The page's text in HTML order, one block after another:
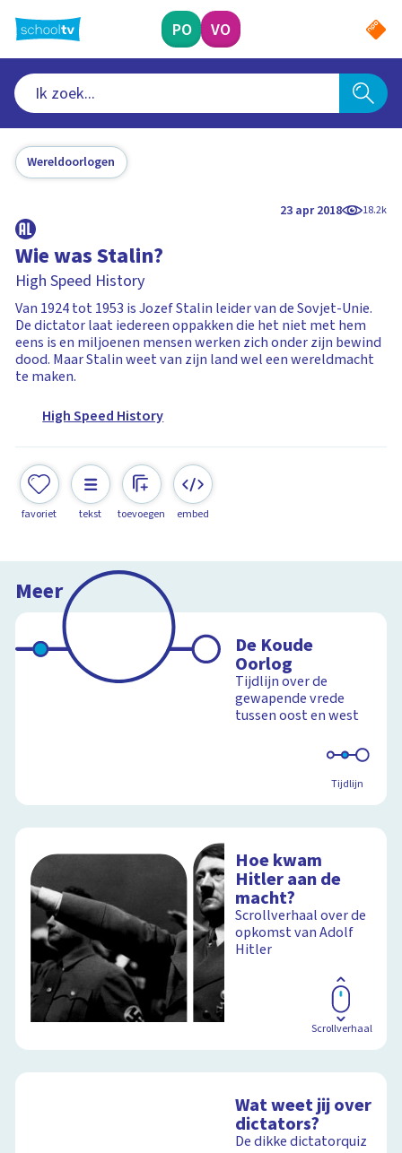
naar
hoofdinhoud
PO VO
Wereldoorlogen
23 apr 2018 18.2k
Wie was Stalin?
High Speed History
Van 1924 tot 1953 is Jozef Stalin leider van de Sovjet-Unie.
De dictator laat iedereen oppakken die het niet met hem
eens is en miljoenen mensen werken zich onder zijn bewind
dood. Maar Stalin weet van zijn land wel een wereldmacht
te maken.
High Speed History
favoriet tekst toevoegen embed
Meer
De Koude
Oorlog
Tijdlijn over de
gewapende vrede
tussen oost en west
Tijdlijn
Hoe kwam
Hitler aan de
macht?
Scrollverhaal over de
opkomst van Adolf
Hitler
Scrollverhaal
Wat weet jij over
dictators?
De dikke dictatorquiz